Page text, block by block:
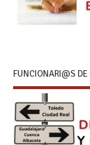
FUNCIONARI@S DE